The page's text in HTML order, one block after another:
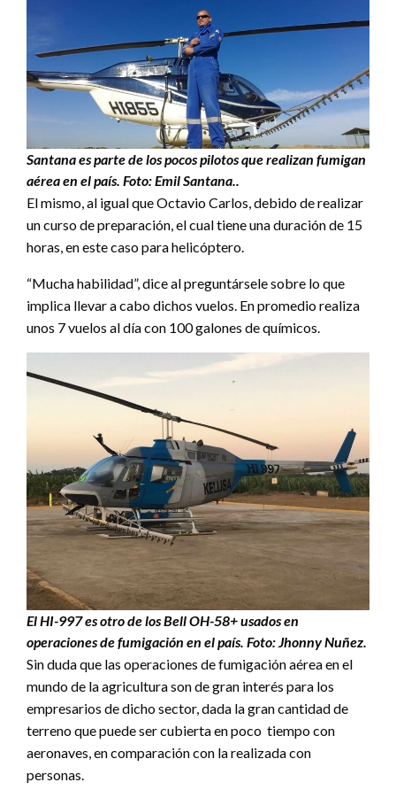
Santana es parte de los pocos pilotos que realizan fumigan
aérea en el país. Foto: Emil Santana..
El mismo, al igual que Octavio Carlos, debido de realizar
un curso de preparación, el cual tiene una duración de 15
horas, en este caso para helicóptero.
“Mucha habilidad”, dice al preguntársele sobre lo que
implica llevar a cabo dichos vuelos. En promedio realiza
unos 7 vuelos al día con 100 galones de químicos.
El HI-997 es otro de los Bell OH-58+ usados en
operaciones de fumigación en el país. Foto: Jhonny Nuñez.
Sin duda que las operaciones de fumigación aérea en el
mundo de la agricultura son de gran interés para los
empresarios de dicho sector, dada la gran cantidad de
terreno que puede ser cubierta en poco tiempo con
aeronaves, en comparación con la realizada con
personas.